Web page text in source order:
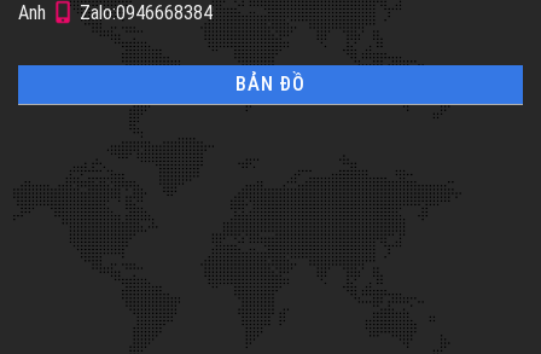
Anh
Zalo:0946668384
BẢN ĐỒ